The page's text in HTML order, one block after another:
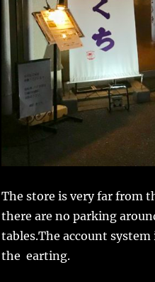
The store is very far from
there are no parking
tables.The account
the earting.